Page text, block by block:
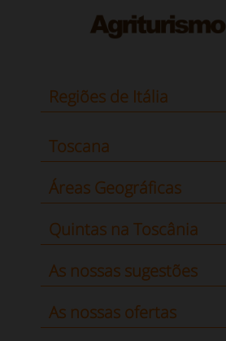
Regiões de Itália
Toscana
Áreas Geográficas
Quintas na Toscânia
As nossas sugestões
As nossas ofertas